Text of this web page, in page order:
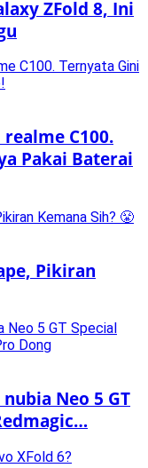
ZFold 8, Ini
C100.
Pakai Baterai
Pikiran
Neo 5 GT